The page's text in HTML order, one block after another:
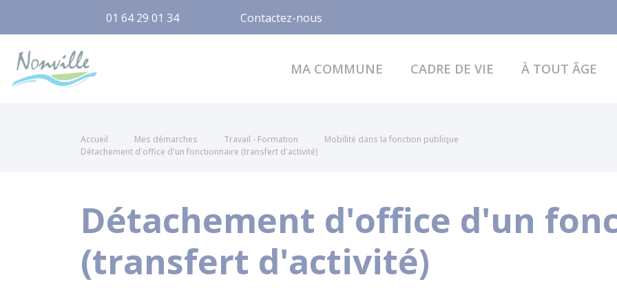
01 64 29 01 34 Contactez-nous
MA COMMUNE CADRE DE VIE À TOUT ÂGE
Accueil Mes démarches Travail - Formation
Mobilité dans la fonction publique
Détachement d'office d'un fonctionnaire (transfert d'activité)
Détachement d'office d'un
(transfert d'activité)